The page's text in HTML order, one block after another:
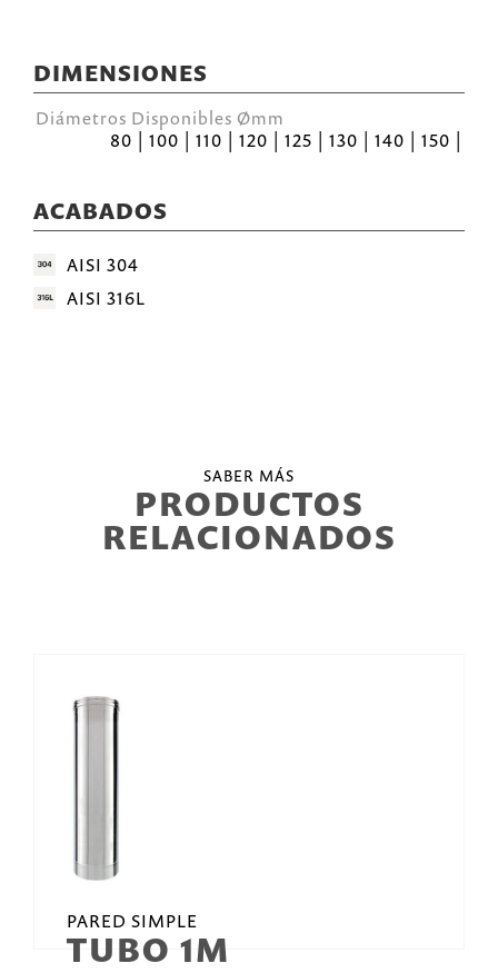
DIMENSIONES
Diámetros Disponibles Ømm
80 | 100 | 110 | 120 | 125 | 130 | 140 | 150 |
ACABADOS
AISI 304
AISI 316L
SABER MÁS
PRODUCTOS
RELACIONADOS
PARED SIMPLE
TUBO 1M